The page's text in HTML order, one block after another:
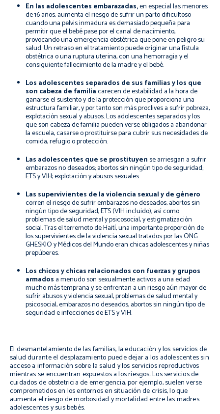
En las adolescentes embarazadas,en especial las menores
de 16 años, aumenta el riesgo de sufrir un parto dificultoso
cuando una pelvis inmadura es demasiado pequeña para
permitir que el bebé pase por el canal de nacimiento,
provocando una emergencia obstétrica que pone en peligro su
salud. Un retraso en el tratamiento puede originar una fístula
obstétrica o una ruptura uterina, con una hemorragia y el
consiguiente fallecimiento de la madre y el bebé.
Los adolescentes separados de sus familias y los que
son cabeza de familiacarecen de estabilidad a la hora de
ganarse el sustento y de la protección que proporciona una
estructura familiar, y por tanto son más proclives a sufrir pobreza,
explotación sexual y abusos. Los adolescentes separados y los
que son cabeza de familia pueden verse obligados a abandonar
la escuela, casarse o prostituirse para cubrir sus necesidades de
comida, refugio o protección.
Las adolescentes que se prostituyen se arriesgan a sufrir
embarazos no deseados; abortos sin ningún tipo de seguridad;
ETS y VIH; explotación y abusos sexuales.
Las supervivientes de la violencia sexual y de género
corren el riesgo de sufrir embarazos no deseados, abortos sin
ningún tipo de seguridad, ETS (VIH incluido), así como
problemas de salud mental y psicosocial, y estigmatización
social. Tras el terremoto de Haití, una importante proporción de
los supervivientes de la violencia sexual tratados por las ONG
GHESKIO y Médicos del Mundo eran chicas adolescentes y niñas
prepúberes.
Los chicos y chicas relacionados con fuerzas y grupos
armados a menudo son sexualmente activos a una edad
mucho más temprana y se enfrentan a un riesgo aún mayor de
sufrir abusos y violencia sexual, problemas de salud mental y
psicosocial, embarazos no deseados, abortos sin ningún tipo de
seguridad e infecciones de ETS y VIH.
El desmantelamiento de las familias, la educación y los servicios de
salud durante el desplazamiento puede dejar a los adolescentes sin
acceso a información sobre la salud y los servicios reproductivos
mientras se encuentran expuestos a los riesgos. Los servicios de
cuidados de obstetricia de emergencia, por ejemplo, suelen verse
comprometidos en los entornos en situación de crisis, lo que
aumenta el riesgo de morbosidad y mortalidad entre las madres
adolescentes y sus bebés.